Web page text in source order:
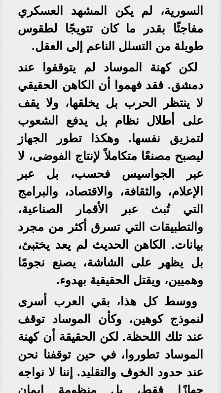
السورية، لم يكن المشهد العسكري
مفاجئًا بقدر ما كان تتويجًا لطقوس
طويلة من التسلل الناعم إلى العقل.
لكن كهنة الموساد لم يتوقفوا عند
دمشق. فقد فهموا أن الكاهن الحقيقي
لا ينتظر الحرب بل يخلقها، ولا يقف
على أطلال نظام بل يدفع الشعوب
لتمزيق نفسها. وهكذا تطور الجهاز
ليصبح مصنعًا متكاملاً لإنتاج الفوضى، لا
عبر الجواسيس فحسب، بل عبر
الإعلام، والثقافة، والاقتصاد، والبرامج
التي تُبث عبر الأقمار الصناعية،
والتطبيقات التي تسرق أكثر من مجرد
بيانات. الكاهن الحديث لم يعد يختبئ،
بل يظهر على الشاشة، يصنع نجومًا
وهميين، ويقتل الحقيقية بهدوء.
ووسط كل هذا، بقي العرب أسرى
لنموذج كوهين، وكأن الموساد توقف
عند تلك اللحظة. لكن الحقيقة أن كهنة
الموساد تطوروا، في حين توقفنا نحن
عند حدود الخوف والتقليد. إننا لا نواجه
جهازًا فقط، بل منظومة إيمان